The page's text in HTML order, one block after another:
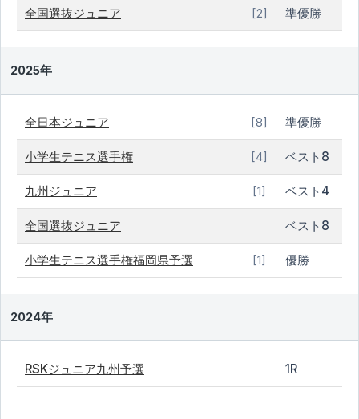
全国選抜ジュニア [2] 準優勝
2025年
全日本ジュニア [8] 準優勝
小学生テニス選手権 [4] ベスト8
九州ジュニア [1] ベスト4
全国選抜ジュニア ベスト8
小学生テニス選手権福岡県予選 [1] 優勝
2024年
RSKジュニア九州予選 1R